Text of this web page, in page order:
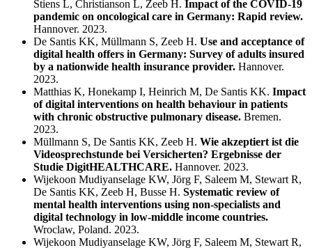
Stiens L, Christianson L, Zeeb H. Impact of the COVID-19
pandemic on oncological care in Germany: Rapid review.
Hannover. 2023.
De Santis KK, Müllmann S, Zeeb H. Use and acceptance of
digital health offers in Germany: Survey of adults insured
by a nationwide health insurance provider. Hannover.
2023.
Matthias K, Honekamp I, Heinrich M, De Santis KK. Impact
of digital interventions on health behaviour in patients
with chronic obstructive pulmonary disease. Bremen.
2023.
Müllmann S, De Santis KK, Zeeb H. Wie akzeptiert ist die
Videosprechstunde bei Versicherten? Ergebnisse der
Studie DigitHEALTHCARE. Hannover. 2023.
Wijekoon Mudiyanselage KW, Jörg F, Saleem M, Stewart R,
De Santis KK, Zeeb H, Busse H. Systematic review of
mental health interventions using non-specialists and
digital technology in low-middle income countries.
Wroclaw, Poland. 2023.
Wijekoon Mudiyanselage KW, Jörg F, Saleem M, Stewart R,